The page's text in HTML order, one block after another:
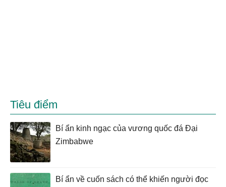
Tiêu điểm
Bí ẩn kinh ngạc của vương quốc đá Đại
Zimbabwe
Bí ẩn về cuốn sách có thể khiến người đọc